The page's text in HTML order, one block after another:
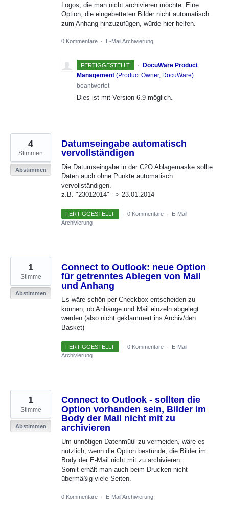
Logos, die man nicht archivieren möchte. Eine
Option, die eingebetteten Bilder nicht automatisch
zum Anhang hinzuzufügen, würde hier helfen.
0 Kommentare · E-Mail Archivierung
FERTIGGESTELLT ·
DocuWare Product
Management (Product Owner, DocuWare)
beantwortet
Dies ist mit Version 6.9 möglich.
Datumseingabe automatisch
vervollständigen
Die Datumseingabe in der C2O Ablagemaske sollte
Daten auch ohne Punkte automatisch
vervollständigen.
z.B. "23012014" --> 23.01.2014
4
Stimmen
Abstimmen
FERTIGGESTELLT · 0 Kommentare ·
E-Mail
Archivierung
Connect to Outlook: neue Option
für getrenntes Ablegen von Mail
und Anhang
Es wäre schön per Checkbox entscheiden zu
können, ob Anhänge und Mail einzeln abgelegt
werden (also nicht geklammert ins Archiv/den
Basket)
1
Stimme
Abstimmen
FERTIGGESTELLT · 0 Kommentare ·
E-Mail
Archivierung
Connect to Outlook - sollten die
Option vorhanden sein, Bilder im
Body der Mail nicht mit zu
archivieren
Um unnötigen Datenmüül zu vermeiden, wäre es
nützlich, wenn die Option bestünde, die Bilder im
Body der E-Mail nicht mit zu archivieren.
Somit erhält man auch beim Drucken nicht
übermäßig viele Seiten.
1
Stimme
Abstimmen
0 Kommentare · E-Mail Archivierung